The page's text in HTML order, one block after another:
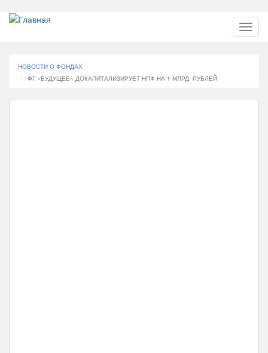
Перейти
основному
НОВОСТИ О ФОНДАХ
ФГ «БУДУЩЕЕ» ДОКАПИТАЛИЗИРУЕТ НПФ НА 1 МЛРД. РУБЛЕЙ